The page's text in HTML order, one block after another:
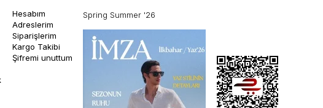
Hesabım
Adreslerim
Siparişlerim
Kargo Takibi
Şifremi unuttum
Spring Summer '26